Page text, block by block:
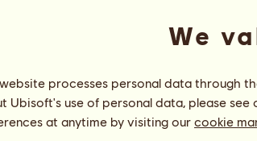
egyes versenyágakban. Általában a legtöbb
augusztus 6.
versenyek Western stílusú versenyek
We
processes personal data through
Ubisoft's use of personal data, please see
at anytime by visiting our cookie